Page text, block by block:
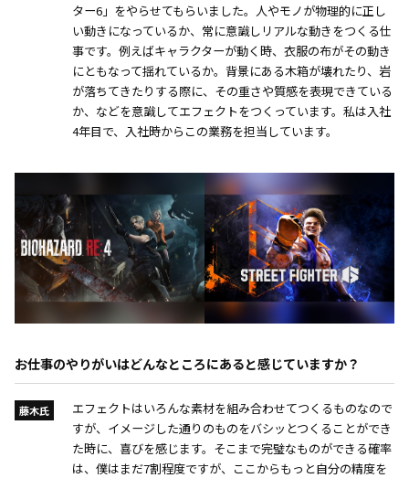
ター6」をやらせてもらいました。人やモノが物理的に正し
い動きになっているか、常に意識しリアルな動きをつくる仕
事です。例えばキャラクターが動く時、衣服の布がその動き
にともなって揺れているか。背景にある木箱が壊れたり、岩
が落ちてきたりする際に、その重さや質感を表現できている
か、などを意識してエフェクトをつくっています。私は入社
4年目で、入社時からこの業務を担当しています。
お仕事のやりがいはどんなところにあると感じていますか？
藤木氏
エフェクトはいろんな素材を組み合わせてつくるものなので
すが、イメージした通りのものをバシッとつくることができ
た時に、喜びを感じます。そこまで完璧なものができる確率
は、僕はまだ7割程度ですが、ここからもっと自分の精度を